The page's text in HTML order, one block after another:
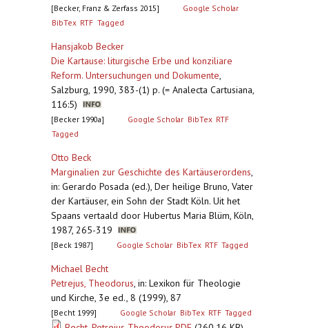
[Becker, Franz & Zerfass 2015]
Google Scholar
BibTex RTF Tagged
Hansjakob Becker
Die Kartause: liturgische Erbe und konziliare
Reform. Untersuchungen und Dokumente,
Salzburg, 1990, 383-(1) p. (= Analecta Cartusiana,
116:5)
[Becker 1990a] Google Scholar BibTex RTF
Tagged
Otto Beck
Marginalien zur Geschichte des Kartäuserordens,
in: Gerardo Posada (ed.), Der heilige Bruno, Vater
der Kartäuser, ein Sohn der Stadt Köln. Uit het
Spaans vertaald door Hubertus Maria Blüm, Köln,
1987, 265-319
[Beck 1987] Google Scholar BibTex RTF Tagged
Michael Becht
Petrejus, Theodorus, in: Lexikon für Theologie
und Kirche, 3e ed., 8 (1999), 87
[Becht 1999] Google Scholar BibTex RTF Tagged